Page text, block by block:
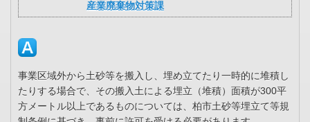
産業廃棄物対策課
事業区域外から土砂等を搬入し、埋め立てたり一時的に堆積し
たりする場合で、その搬入土による埋立（堆積）面積が300平
方メートル以上であるものについては、柏市土砂等埋立て等規